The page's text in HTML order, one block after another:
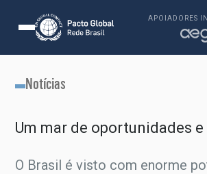
APOIADORES
Notícias
Um mar de oportunidades
O Brasil é visto com enorme